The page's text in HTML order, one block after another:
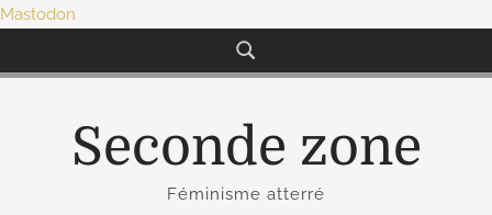
Mastodon
k
Seconde zone
Féminisme atterré